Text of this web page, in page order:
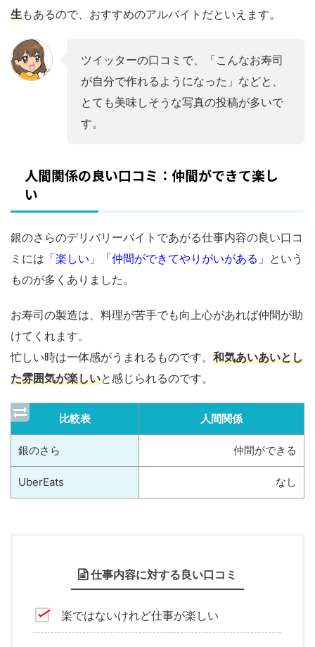
生もあるので、おすすめのアルバイトだといえます。
ツイッターの口コミで、「こんなお寿司
が自分で作れるようになった」などと、
とても美味しそうな写真の投稿が多いで
す。
人間関係の良い口コミ：仲間ができて楽し
い
銀のさらのデリバリーバイトであがる仕事内容の良い口コ
ミには 「楽しい」「仲間ができてやりがいがある」 という
ものが多くありました。
お寿司の製造は、料理が苦手でも向上心があれば仲間が助
けてくれます。
忙しい時は一体感がうまれるものです。 和気あいあいとし
た雰囲気が楽しいと感じられるのです。
比較表 人間関係
銀のさら 仲間ができる
UberEats なし
仕事内容に対する良い口コミ
楽ではないけれど仕事が楽しい